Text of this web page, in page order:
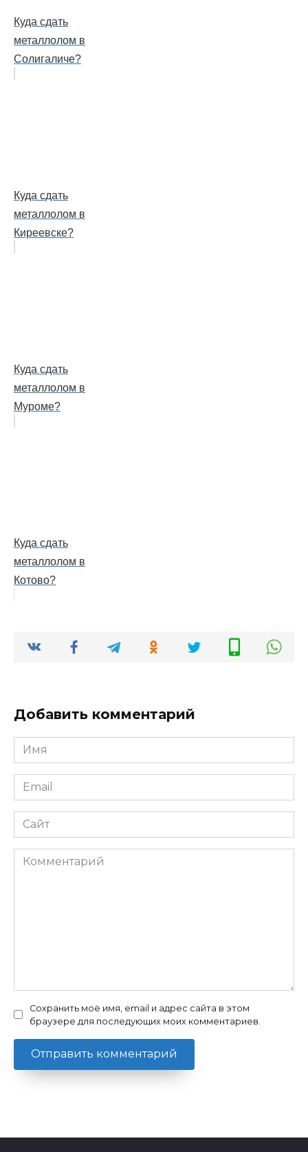
Куда сдать
металлолом в
Солигаличе?
Куда сдать
металлолом в
Киреевске?
Куда сдать
металлолом в
Муроме?
Куда сдать
металлолом в
Котово?
Добавить комментарий
Имя
*
Email
*
Сайт
Комментарий
Сохранить моё имя, email и адрес сайта в этом
браузере для последующих моих комментариев.